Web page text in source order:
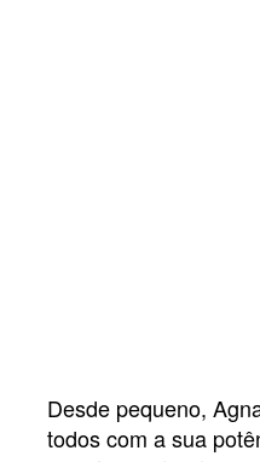
Desde pequeno,
todos com a sua